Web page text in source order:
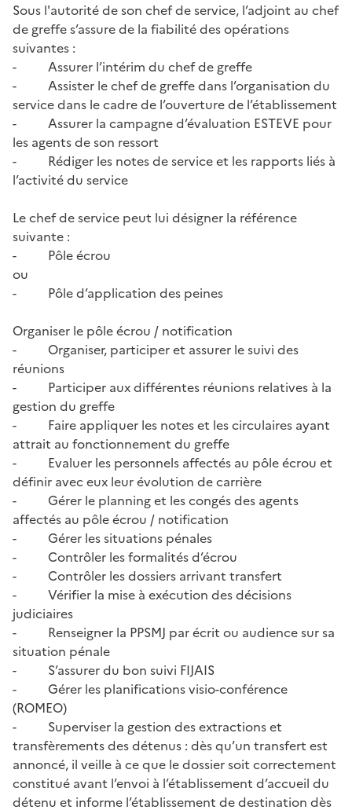
Sous l'autorité de son chef de service, l’adjoint au chef
de greffe s’assure de la fiabilité des opérations
suivantes :
- Assurer l’intérim du chef de greffe
- Assister le chef de greffe dans l’organisation du
service dans le cadre de l’ouverture de l’établissement
- Assurer la campagne d’évaluation ESTEVE pour
les agents de son ressort
- Rédiger les notes de service et les rapports liés à
l’activité du service
Le chef de service peut lui désigner la référence
suivante :
- Pôle écrou
ou
- Pôle d’application des peines
Organiser le pôle écrou / notification
- Organiser, participer et assurer le suivi des
réunions
- Participer aux différentes réunions relatives à la
gestion du greffe
- Faire appliquer les notes et les circulaires ayant
attrait au fonctionnement du greffe
- Evaluer les personnels affectés au pôle écrou et
définir avec eux leur évolution de carrière
- Gérer le planning et les congés des agents
affectés au pôle écrou / notification
- Gérer les situations pénales
- Contrôler les formalités d’écrou
- Contrôler les dossiers arrivant transfert
- Vérifier la mise à exécution des décisions
judiciaires
- Renseigner la PPSMJ par écrit ou audience sur sa
situation pénale
- S’assurer du bon suivi FIJAIS
- Gérer les planifications visio-conférence
(ROMEO)
- Superviser la gestion des extractions et
transfèrements des détenus : dès qu’un transfert est
annoncé, il veille à ce que le dossier soit correctement
constitué avant l’envoi à l’établissement d’accueil du
détenu et informe l’établissement de destination dès